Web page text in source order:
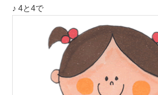
♪ 4と4で